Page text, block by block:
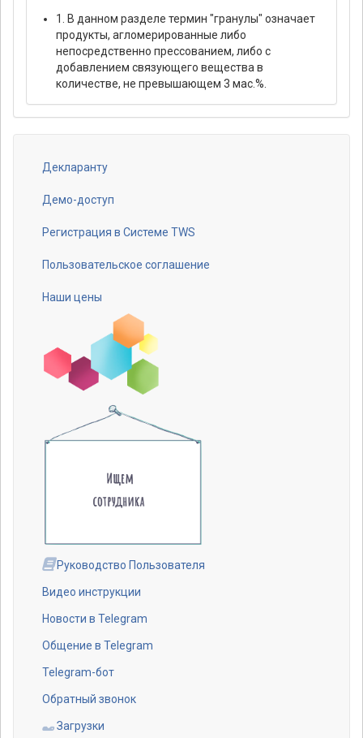
1. В данном разделе термин "гранулы" означает
продукты, агломерированные либо
непосредственно прессованием, либо с
добавлением связующего вещества в
количестве, не превышающем 3 мас.%.
Footer
menu
Декларанту
Демо-доступ
Регистрация в Системе TWS
Пользовательское соглашение
Наши цены
Руководство Пользователя
Видео инструкции
Новости в Telegram
Общение в Telegram
Telegram-бот
Обратный звонок
Загрузки